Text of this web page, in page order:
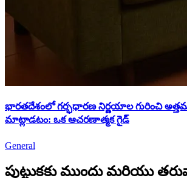
భారతదేశంలో గర్భధారణ నిర్ణయాల గురించి
మాట్లాడటం: ఒక ఆచరణాత్మక గైడ్
General
పుట్టుకకు ముందు మరియు